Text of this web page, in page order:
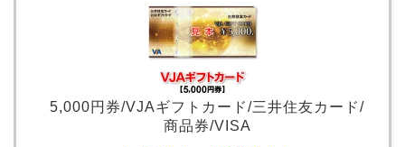
5,000円券/VJAギフトカード/三井住友カード/
商品券/VISA